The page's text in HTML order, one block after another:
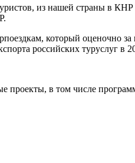
из нашей страны в
который оценочно
российских туруслуг
проекты, в том числе